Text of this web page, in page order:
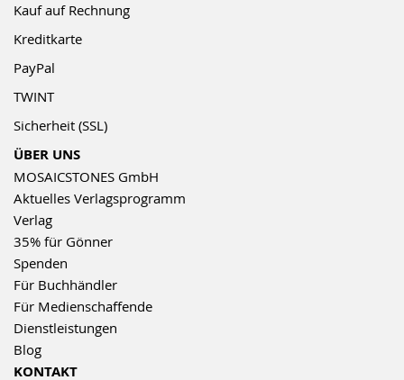
Kauf auf Rechnung
Kreditkarte
PayPal
TWINT
Sicherheit (SSL)
ÜBER UNS
MOSAICSTONES GmbH
Aktuelles Verlagsprogramm
Verlag
35% für Gönner
Spenden
Für Buchhändler
Für Medienschaffende
Dienstleistungen
Blog
KONTAKT